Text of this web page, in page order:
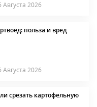
Августа 2026
польза и вред
Августа 2026
срезать картофельную